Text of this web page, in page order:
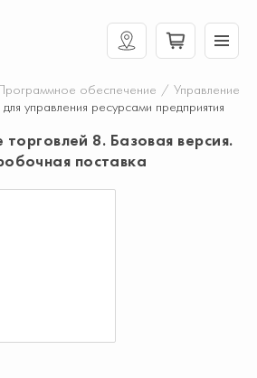
обеспечение / Управление
управления ресурсами предприятия
торговлей 8. Базовая версия.
поставка